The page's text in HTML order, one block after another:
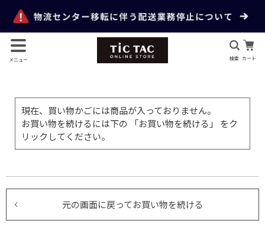
メニュー 検索 カート
現在、買い物かごには商品が入っておりません。
お買い物を続けるには下の 「お買い物を続ける」 をク
リックしてください。
元の画面に戻ってお買い物を続ける